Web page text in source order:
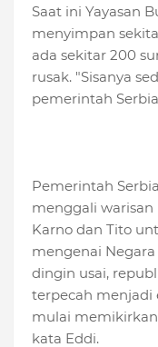
Saat ini Yayasan
menyimpan
ada sekitar 200
rusak. "Sisanya
pemerintah
Pemerintah
menggali
Karno dan Tito
mengenai Negara
dingin usai,
terpecah menjadi
mulai
kata Eddi.